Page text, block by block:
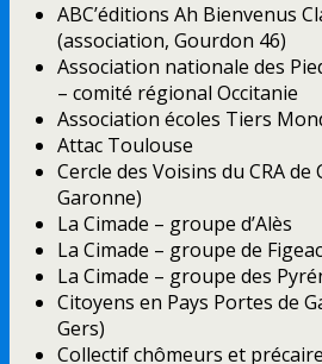
ABC’éditions Ah Bienvenus
(association, Gourdon 46)
Association nationale des
– comité régional Occitanie
Association écoles Tiers
Attac Toulouse
Cercle des Voisins du CRA
Garonne)
La Cimade – groupe d’Alès
La Cimade – groupe de
La Cimade – groupe des
Citoyens en Pays Portes de
Gers)
Collectif chômeurs et